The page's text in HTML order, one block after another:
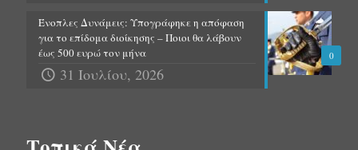
0
Ένοπλες Δυνάμεις: Υπογράφηκε η απόφαση
για το επίδομα διοίκησης – Ποιοι θα λάβουν
έως 500 ευρώ τον μήνα
31 Ιουλίου, 2026